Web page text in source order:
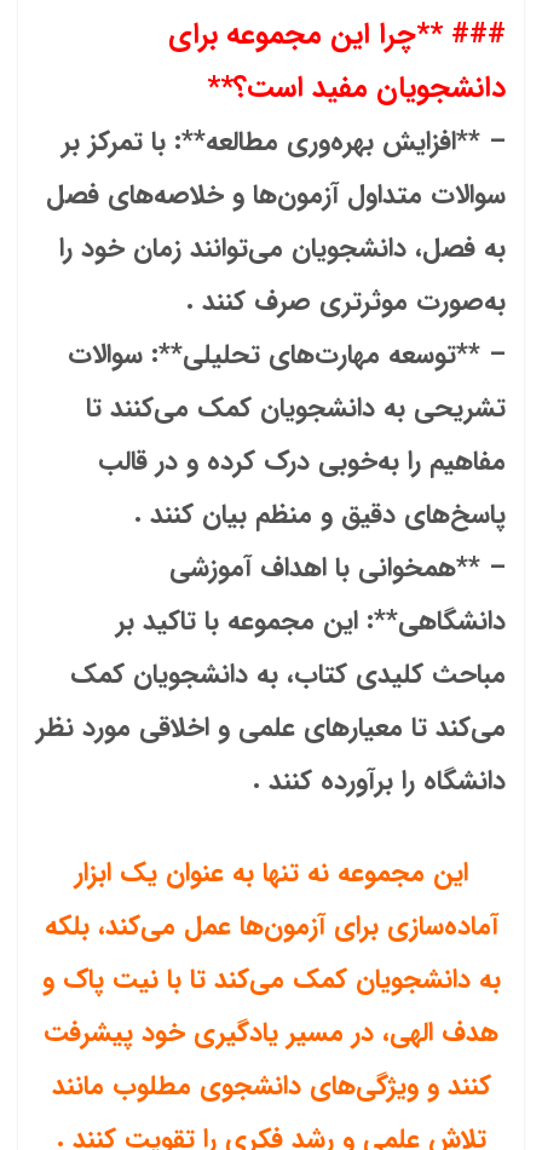
### **چرا این مجموعه برای
دانشجویان مفید است؟**
– **افزایش بهره‌وری مطالعه**: با تمرکز بر
سوالات متداول آزمون‌ها و خلاصه‌های فصل
به فصل، دانشجویان می‌توانند زمان خود را
به‌صورت موثرتری صرف کنند .
– **توسعه مهارت‌های تحلیلی**: سوالات
تشریحی به دانشجویان کمک می‌کنند تا
مفاهیم را به‌خوبی درک کرده و در قالب
پاسخ‌های دقیق و منظم بیان کنند .
– **همخوانی با اهداف آموزشی
دانشگاهی**: این مجموعه با تاکید بر
مباحث کلیدی کتاب، به دانشجویان کمک
می‌کند تا معیارهای علمی و اخلاقی مورد نظر
دانشگاه را برآورده کنند .
این مجموعه نه تنها به عنوان یک ابزار
آماده‌سازی برای آزمون‌ها عمل می‌کند، بلکه
به دانشجویان کمک می‌کند تا با نیت پاک و
هدف الهی، در مسیر یادگیری خود پیشرفت
کنند و ویژگی‌های دانشجوی مطلوب مانند
تلاش علمی و رشد فکری را تقویت کنند .